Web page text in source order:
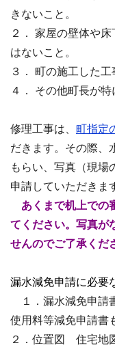
きないこと。
２． 家屋の壁体や
はないこと。
３． 町の施工した工
４． その他町長が特
修理工事は、 町指定
だきます。その際、
もらい、写真（現場
申請していただきま
あくまで机上での
てください。写真が
せんのでご了承くだ
漏水減免申請に必要
１．漏水減免申請
使用料等減免申請書
２．位置図 住宅地